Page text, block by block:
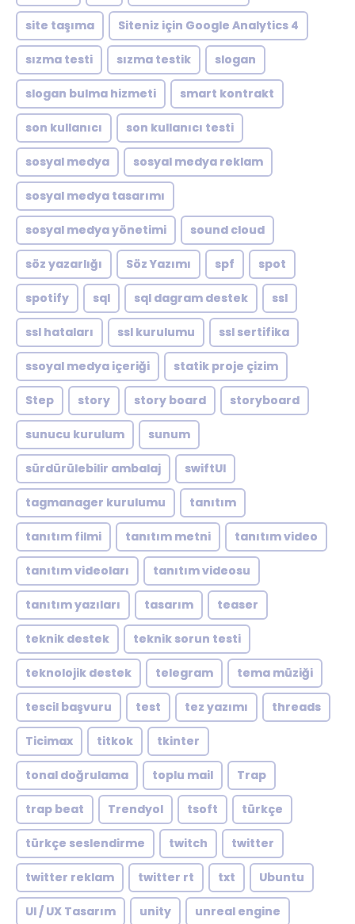
site taşıma Siteniz için Google Analytics 4
sızma testi sızma testik slogan
slogan bulma hizmeti smart kontrakt
son kullanıcı son kullanıcı testi
sosyal medya sosyal medya reklam
sosyal medya tasarımı
sosyal medya yönetimi sound cloud
söz yazarlığı Söz Yazımı spf spot
spotify sql sql dagram destek ssl
ssl hataları ssl kurulumu ssl sertifika
ssoyal medya içeriği statik proje çizim
Step story story board storyboard
sunucu kurulum sunum
sürdürülebilir ambalaj swiftUI
tagmanager kurulumu tanıtım
tanıtım filmi tanıtım metni tanıtım video
tanıtım videoları tanıtım videosu
tanıtım yazıları tasarım teaser
teknik destek teknik sorun testi
teknolojik destek telegram tema müziği
tescil başvuru test tez yazımı threads
Ticimax titkok tkinter
tonal doğrulama toplu mail Trap
trap beat Trendyol tsoft türkçe
türkçe seslendirme twitch twitter
twitter reklam twitter rt txt Ubuntu
UI / UX Tasarım unity unreal engine